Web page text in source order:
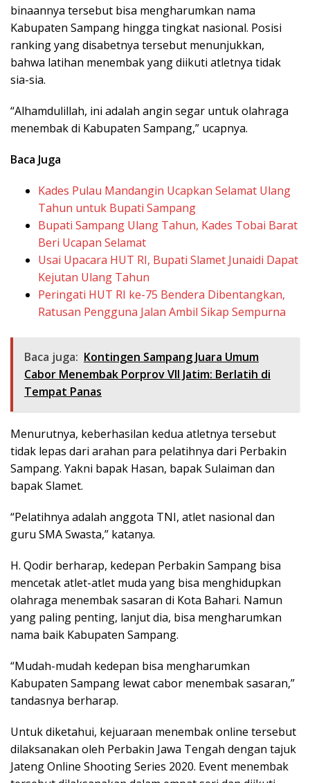
binaannya tersebut bisa mengharumkan nama
Kabupaten Sampang hingga tingkat nasional. Posisi
ranking yang disabetnya tersebut menunjukkan,
bahwa latihan menembak yang diikuti atletnya tidak
sia-sia.
“Alhamdulillah, ini adalah angin segar untuk olahraga
menembak di Kabupaten Sampang,” ucapnya.
Baca Juga
Kades Pulau Mandangin Ucapkan Selamat Ulang
Tahun untuk Bupati Sampang
Bupati Sampang Ulang Tahun, Kades Tobai Barat
Beri Ucapan Selamat
Usai Upacara HUT RI, Bupati Slamet Junaidi Dapat
Kejutan Ulang Tahun
Peringati HUT RI ke-75 Bendera Dibentangkan,
Ratusan Pengguna Jalan Ambil Sikap Sempurna
Baca juga: Kontingen Sampang Juara Umum
Cabor Menembak Porprov VII Jatim: Berlatih di
Tempat Panas
Menurutnya, keberhasilan kedua atletnya tersebut
tidak lepas dari arahan para pelatihnya dari Perbakin
Sampang. Yakni bapak Hasan, bapak Sulaiman dan
bapak Slamet.
“Pelatihnya adalah anggota TNI, atlet nasional dan
guru SMA Swasta,” katanya.
H. Qodir berharap, kedepan Perbakin Sampang bisa
mencetak atlet-atlet muda yang bisa menghidupkan
olahraga menembak sasaran di Kota Bahari. Namun
yang paling penting, lanjut dia, bisa mengharumkan
nama baik Kabupaten Sampang.
“Mudah-mudah kedepan bisa mengharumkan
Kabupaten Sampang lewat cabor menembak sasaran,”
tandasnya berharap.
Untuk diketahui, kejuaraan menembak online tersebut
dilaksanakan oleh Perbakin Jawa Tengah dengan tajuk
Jateng Online Shooting Series 2020. Event menembak